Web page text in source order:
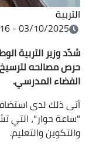
التربية
03/10/2025 - 11:16
شدّد وزير التربية
حرص مصالحه لترسيخ
الفضاء المدرسي.
أتى ذلك لدى
"ساعة حوار"، التي
والتكوين والتعليم.